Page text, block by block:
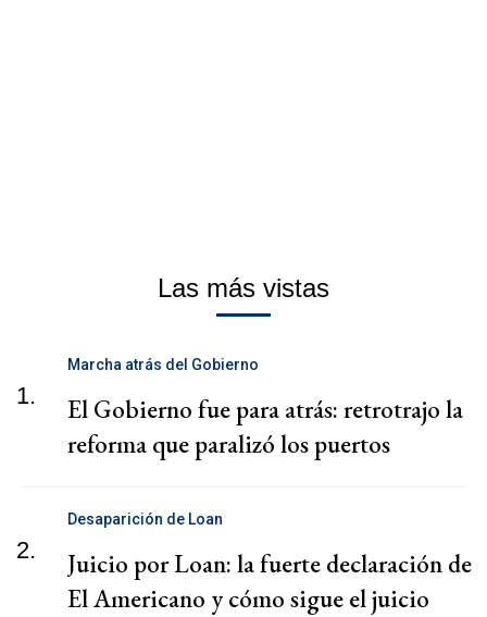
Las más vistas
1.
Marcha atrás del Gobierno
El Gobierno fue para atrás: retrotrajo la
reforma que paralizó los puertos
2.
Desaparición de Loan
Juicio por Loan: la fuerte declaración de
El Americano y cómo sigue el juicio